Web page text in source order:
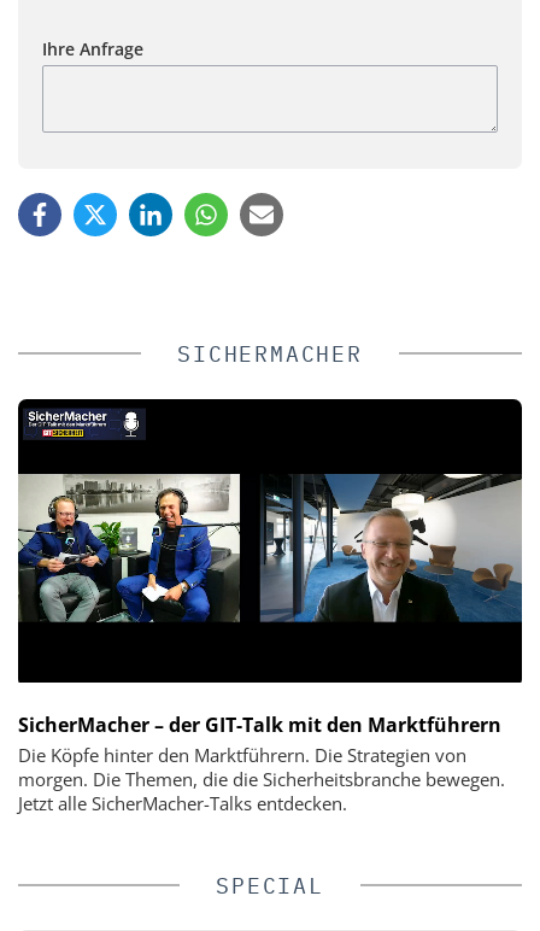
Ihre Anfrage
SICHERMACHER
SicherMacher – der GIT-Talk mit den Marktführern
Die Köpfe hinter den Marktführern. Die Strategien von
morgen. Die Themen, die die Sicherheitsbranche bewegen.
Jetzt alle SicherMacher-Talks entdecken.
SPECIAL